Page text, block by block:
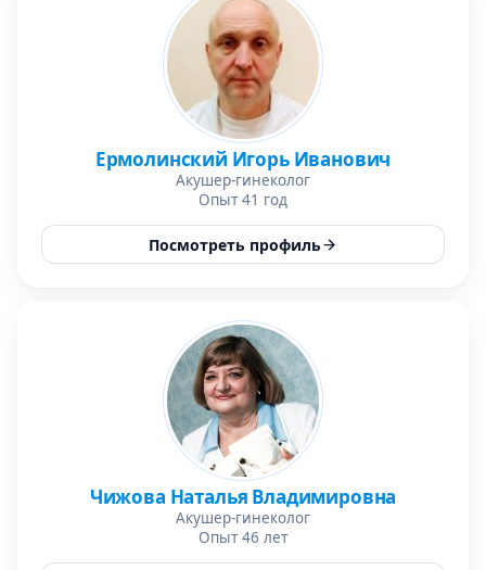
Ермолинский Игорь Иванович
Акушер-гинеколог
Опыт 41 год
Посмотреть профиль
Чижова Наталья Владимировна
Акушер-гинеколог
Опыт 46 лет